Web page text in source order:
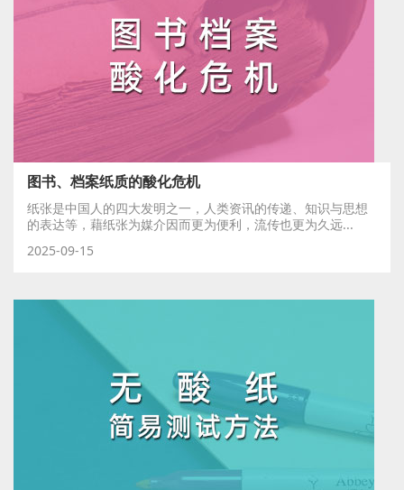
图书、档案纸质的酸化危机
纸张是中国人的四大发明之一，人类资讯的传递、知识与思想
的表达等，藉纸张为媒介因而更为便利，流传也更为久远...
2025-09-15